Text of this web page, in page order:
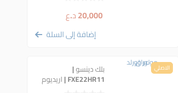
20,000د.ع
إضافة إلى السلة
الاصلي بلك دينسو |
FXE22HR11 | اريديوم